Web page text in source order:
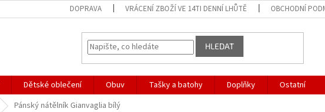
DOPRAVA VRÁCENÍ ZBOŽÍ VE 14TI DENNÍ LHŮTĚ OBCHODNÍ
HLEDAT
Dětské oblečení Obuv Tašky a batohy Doplňky
Ostatní
Pánský nátělník Gianvaglia bílý